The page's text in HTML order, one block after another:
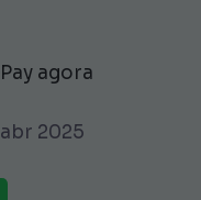
agora
2025